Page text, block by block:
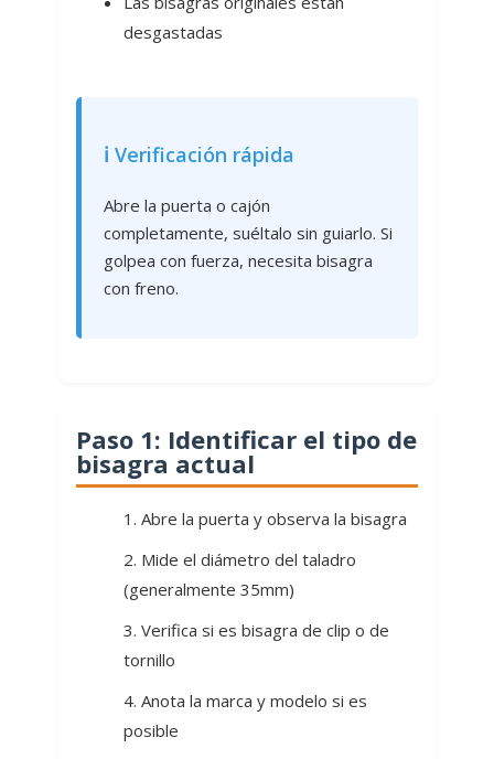
desgastadas
ℹ️ Verificación rápida
Abre la puerta o cajón
completamente, suéltalo sin guiarlo. Si
golpea con fuerza, necesita bisagra
con freno.
Paso 1: Identificar el tipo de
bisagra actual
Abre la puerta y observa la bisagra
Mide el diámetro del taladro
(generalmente 35mm)
Verifica si es bisagra de clip o de
tornillo
Anota la marca y modelo si es
posible